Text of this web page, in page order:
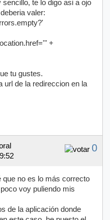
te lo digo asi a ojo
valer:
+
tu gustes.
url de la redireccion en la
0
no es lo más correcto
voy puliendo mis
de la aplicación donde